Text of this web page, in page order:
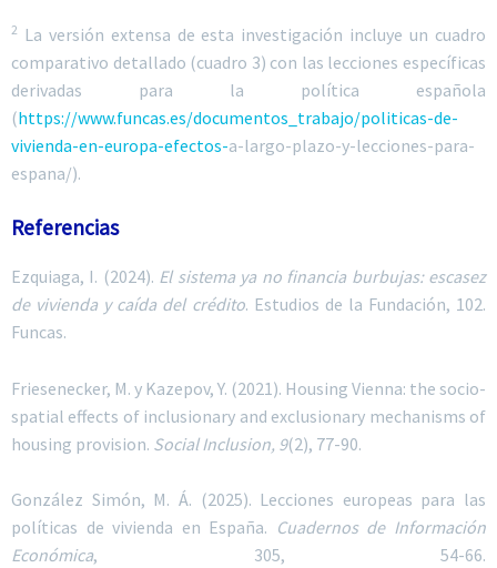
2
La versión extensa de esta investigación incluye un cuadro
comparativo detallado (cuadro 3) con las lecciones específicas
derivadas para la política española
(https://www.funcas.es/documentos_trabajo/politicas-de-
vivienda-en-europa-efectos-a-largo-plazo-y-lecciones-para-
espana/).
Referencias
Ezquiaga, I. (2024). El sistema ya no financia burbujas: escasez
de vivienda y caída del crédito. Estudios de la Fundación, 102.
Funcas.
Friesenecker, M. y Kazepov, Y. (2021). Housing Vienna: the socio-
spatial effects of inclusionary and exclusionary mechanisms of
housing provision. Social Inclusion, 9(2), 77-90.
González Simón, M. Á. (2025). Lecciones europeas para las
políticas de vivienda en España. Cuadernos de Información
Económica, 305, 54-66.